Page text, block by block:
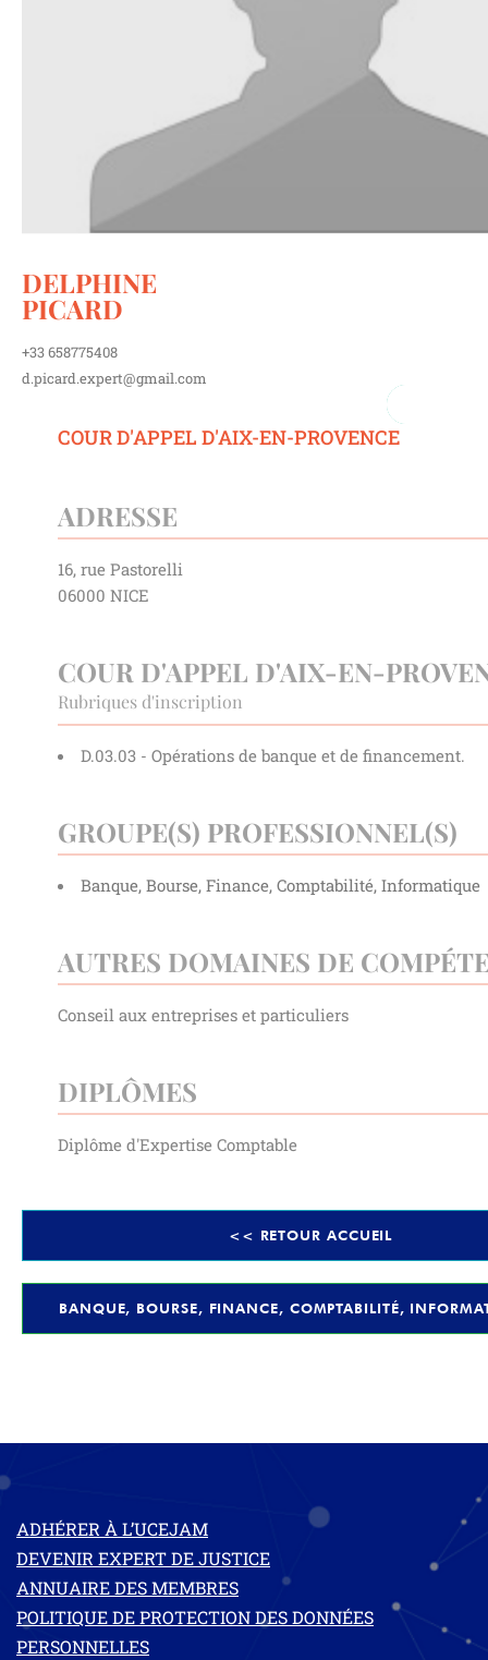
DELPHINE
PICARD
+33 658775408
d.picard.expert@gmail.com
COUR D'APPEL D'AIX-EN-PROVENCE
ADRESSE
16, rue Pastorelli
06000 NICE
COUR D'APPEL D'AIX-EN-
Rubriques d'inscription
D.03.03 - Opérations de banque et de financement.
GROUPE(S) PROFESSIONNEL(S)
Banque, Bourse, Finance, Comptabilité, Informatique
AUTRES DOMAINES DE
Conseil aux entreprises et particuliers
DIPLÔMES
Diplôme d'Expertise Comptable
<< RETOUR ACCUEIL
BANQUE, BOURSE, FINANCE, COMPTABILITÉ,
ADHÉRER À L’UCEJAM
DEVENIR EXPERT DE JUSTICE
ANNUAIRE DES MEMBRES
POLITIQUE DE PROTECTION DES DONNÉES
PERSONNELLES